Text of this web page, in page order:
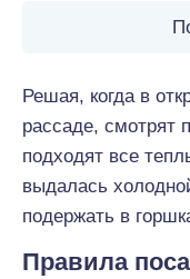
Решая, когда в
рассаде, смотрят
подходят все
выдалась
подержать в
Правила